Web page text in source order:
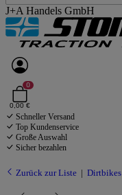
J+A Handels GmbH
0
0,00 €
Schneller Versand
Top Kundenservice
Große Auswahl
Sicher bezahlen
Zurück zur Liste Dirtbikes